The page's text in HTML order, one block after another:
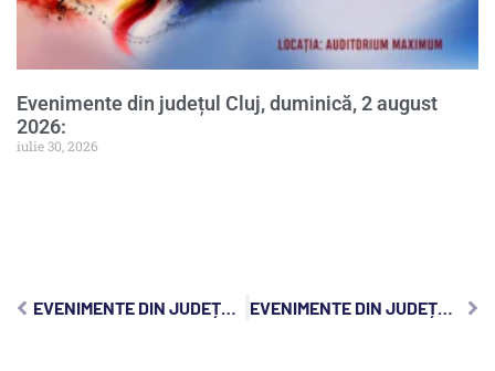
Evenimente din județul Cluj, duminică, 2 august
2026:
iulie 30, 2026
EVENIMENTE DIN JUDEȚUL CLUJ, MIERCURI, 1 APRILIE 2026: EVENIMENTE DIN JUDEȚUL CLUJ, VINERI, 3 APRILIE 2026: